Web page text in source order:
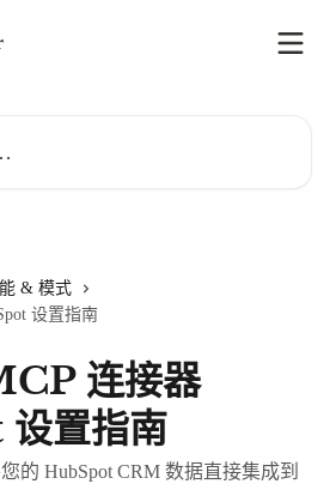
& 模式
设置指南
连接器
置指南
的 HubSpot CRM 数据直接集成到